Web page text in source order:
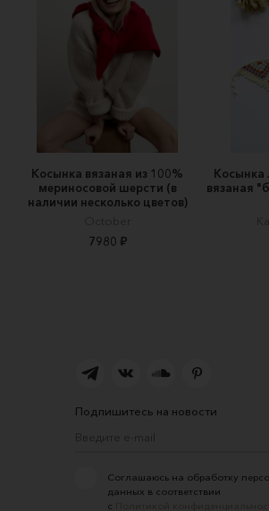
Косынка вязаная из 100%
мериносовой шерсти (в
наличии несколько цветов)
October
7980 ₽
Косынка
вязаная
Подпишитесь на новости
Соглашаюсь на обработку
данных в соответствии
с